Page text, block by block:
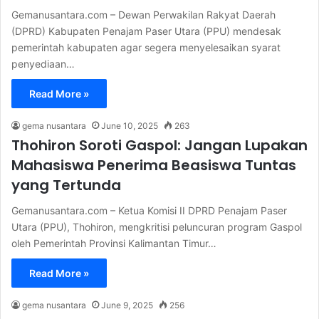
Gemanusantara.com – Dewan Perwakilan Rakyat Daerah
(DPRD) Kabupaten Penajam Paser Utara (PPU) mendesak
pemerintah kabupaten agar segera menyelesaikan syarat
penyediaan…
Read More »
gema nusantara June 10, 2025 263
Thohiron Soroti Gaspol: Jangan Lupakan
Mahasiswa Penerima Beasiswa Tuntas
yang Tertunda
Gemanusantara.com – Ketua Komisi II DPRD Penajam Paser
Utara (PPU), Thohiron, mengkritisi peluncuran program Gaspol
oleh Pemerintah Provinsi Kalimantan Timur…
Read More »
gema nusantara June 9, 2025 256